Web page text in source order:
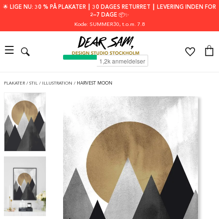
🌟 LIGE NU: 30 % PÅ PLAKATER ┃ 30 DAGES RETURRET ┃ LEVERING INDEN FOR
2–7 DAGE 📦✨
Kode: SUMMER30, t.o.m. 7.8
PLAKATER / STIL / ILLUSTRATION / HARVEST MOON